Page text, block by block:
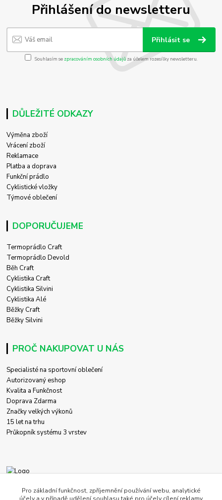
Přihlášení do newsletteru
Přihlásit se
Souhlasím se zpracováním osobních údajůza účelem rozesílky newsletteru.
DŮLEŽITÉ ODKAZY
Výměna zboží
Vrácení zboží
Reklamace
Platba a doprava
Funkční prádlo
Cyklistické vložky
Týmové oblečení
DOPORUČUJEME
Termoprádlo Craft
Termoprádlo Devold
Běh Craft
Cyklistika Craft
Cyklistika Silvini
Cyklistika Alé
Běžky Craft
Běžky Silvini
PROČ NAKUPOVAT U NÁS
Specialisté na sportovní oblečení
Autorizovaný eshop
Kvalita a Funkčnost
Doprava Zdarma
Značky velkých výkonů
15 let na trhu
Průkopník systému 3 vrstev
+420 774 458 618
Pro základní funkčnost, zpříjemnění používání webu, analytické